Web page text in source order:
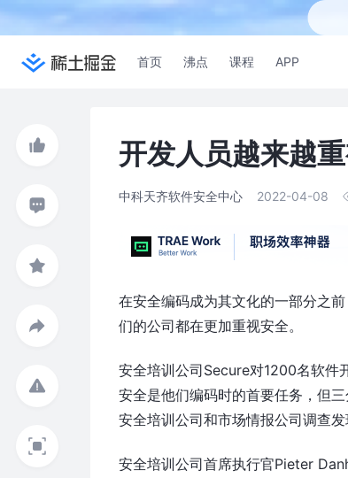
首页 沸点 课程 APP
开发人员越来越
中科天齐软件安全中心 2022-04-08
在安全编码成为其文化的一部分之
们的公司都在更加重视安全。
安全培训公司Secure对1200名软件
安全是他们编码时的首要任务，但
安全培训公司和市场情报公司调查
安全培训公司首席执行官Pieter